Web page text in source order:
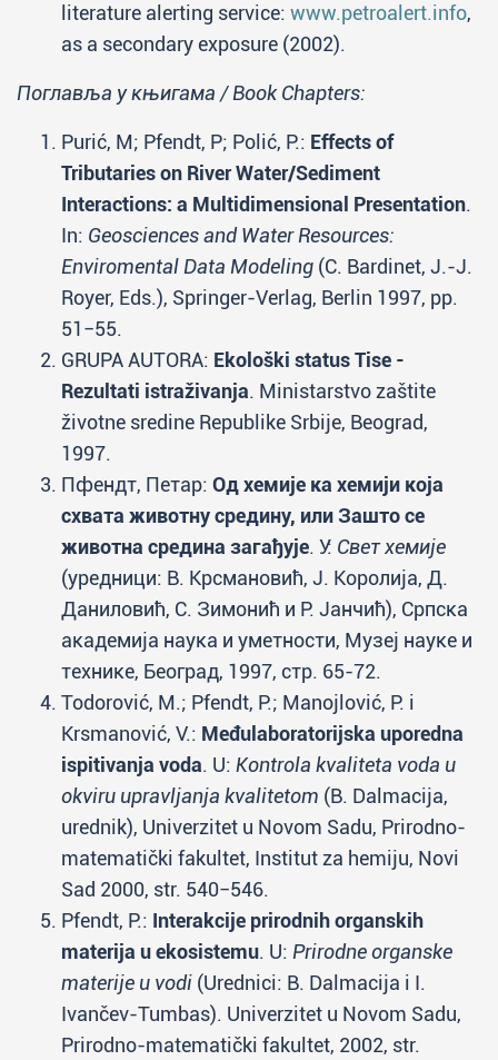
literature alerting service: www.petroalert.info,
as a secondary exposure (2002).
Поглавља у књигама / Book Chapters:
Purić, M; Pfendt, P; Polić, P.: Effects of
Tributaries on River Water/Sediment
Interactions: a Multidimensional Presentation.
In: Geosciences and Water Resources:
Enviromental Data Modeling (C. Bardinet, J.-J.
Royer, Eds.), Springer-Verlag, Berlin 1997, pp.
51−55.
GRUPA AUTORA: Ekološki status Tise -
Rezultati istraživanja. Ministarstvo zaštite
životne sredine Republike Srbije, Beograd,
1997.
Пфендт, Петар: Од хемије ка хемији која
схвата животну средину, или Зашто се
животна средина загађује. У: Свет хемије
(уредници: В. Крсмановић, Ј. Королија, Д.
Даниловић, С. Зимонић и Р. Јанчић), Српска
академија наука и уметности, Музеј науке и
технике, Београд, 1997, стр. 65-72.
Todorović, M.; Pfendt, P.; Manojlović, P. i
Krsmanović, V.: Međulaboratorijska uporedna
ispitivanja voda. U: Kontrola kvaliteta voda u
okviru upravljanja kvalitetom (B. Dalmacija,
urednik), Univerzitet u Novom Sadu, Prirodno-
matematički fakultet, Institut za hemiju, Novi
Sad 2000, str. 540−546.
Pfendt, P.: Interakcije prirodnih organskih
materija u ekosistemu. U: Prirodne organske
materije u vodi (Urednici: B. Dalmacija i I.
Ivančev-Tumbas). Univerzitet u Novom Sadu,
Prirodno-matematički fakultet, 2002, str.